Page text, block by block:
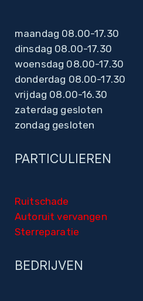
maandag 08.00-17.30
dinsdag 08.00-17.30
woensdag 08.00-17.30
donderdag 08.00-17.30
vrijdag 08.00-16.30
zaterdag gesloten
zondag gesloten
PARTICULIEREN
Ruitschade
Autoruit vervangen
Sterreparatie
BEDRIJVEN